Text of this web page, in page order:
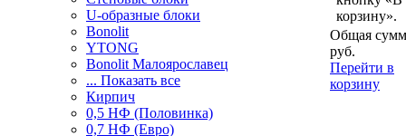
U-образные блоки
Bonolit
YTONG
Bonolit Малоярославец
... Показать все
Кирпич
0,5 НФ (Половинка)
0,7 НФ (Евро)
корзину».
Общая
руб.
Перейти в
корзину